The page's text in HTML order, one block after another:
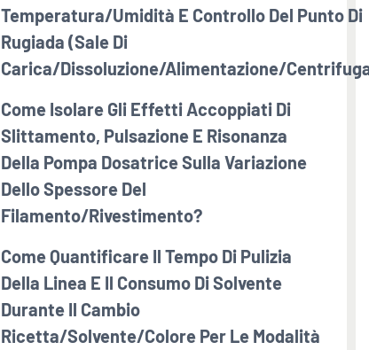
Temperatura/umidità E Controllo Del Punto Di
Rugiada (sale Di
Carica/dissoluzione/alimentazione/
Come Isolare Gli Effetti Accoppiati Di
Slittamento, Pulsazione E Risonanza
Della Pompa Dosatrice Sulla Variazione
Dello Spessore Del
Filamento/rivestimento?
Come Quantificare Il Tempo Di Pulizia
Della Linea E Il Consumo Di Solvente
Durante Il Cambio
Ricetta/solvente/colore Per Le Modalità